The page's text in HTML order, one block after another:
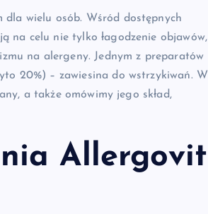
dla wielu osób. Wśród dostępnych
na celu nie tylko łagodzenie objawów,
na alergeny. Jednym z preparatów
20%) – zawiesina do wstrzykiwań. W
a także omówimy jego skład,
Allergovit